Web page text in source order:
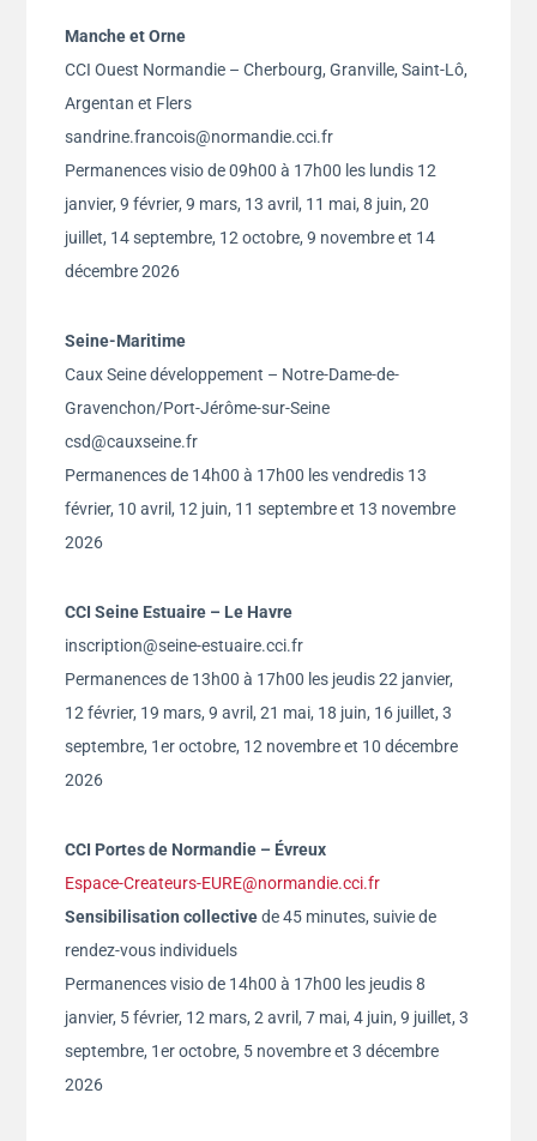
Manche et Orne
CCI Ouest Normandie – Cherbourg, Granville, Saint-Lô,
Argentan et Flers
sandrine.francois@normandie.cci.fr
Permanences visio de 09h00 à 17h00 les lundis 12
janvier, 9 février, 9 mars, 13 avril, 11 mai, 8 juin, 20
juillet, 14 septembre, 12 octobre, 9 novembre et 14
décembre 2026
Seine-Maritime
Caux Seine développement – Notre-Dame-de-
Gravenchon/Port-Jérôme-sur-Seine
csd@cauxseine.fr
Permanences de 14h00 à 17h00 les vendredis 13
février, 10 avril, 12 juin, 11 septembre et 13 novembre
2026
CCI Seine Estuaire – Le Havre
inscription@seine-estuaire.cci.fr
Permanences de 13h00 à 17h00 les jeudis 22 janvier,
12 février, 19 mars, 9 avril, 21 mai, 18 juin, 16 juillet, 3
septembre, 1er octobre, 12 novembre et 10 décembre
2026
CCI Portes de Normandie – Évreux
Espace-Createurs-EURE@normandie.cci.fr
Sensibilisation collectivede 45 minutes, suivie de
rendez-vous individuels
Permanences visio de 14h00 à 17h00 les jeudis 8
janvier, 5 février, 12 mars, 2 avril, 7 mai, 4 juin, 9 juillet, 3
septembre, 1er octobre, 5 novembre et 3 décembre
2026